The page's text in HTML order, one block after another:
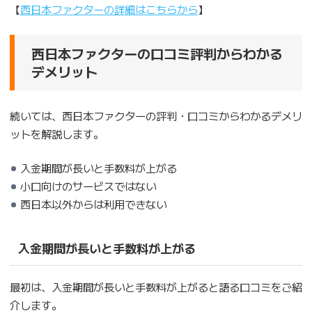
【西日本ファクターの詳細はこちらから】
西日本ファクターの口コミ評判からわかる
デメリット
続いては、西日本ファクターの評判・口コミからわかるデメリ
ットを解説します。
入金期間が長いと手数料が上がる
小口向けのサービスではない
西日本以外からは利用できない
入金期間が長いと手数料が上がる
最初は、入金期間が長いと手数料が上がると語る口コミをご紹
介します。